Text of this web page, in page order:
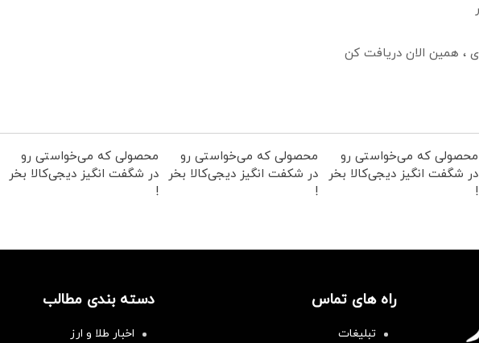
محصولی که می‌خواستی رو
در شگفت انگیز دیجی‌کالا بخر
!
محصولی که می‌خواستی رو
در شکفت انگیز دیجی‌کالا بخر
!
محصولی که می‌خواستی رو
در شگفت انگیز دیجی‌کالا بخر
!
راه های تماس
تبلیغات
دسته بندی مطالب
اخبار طلا و ارز